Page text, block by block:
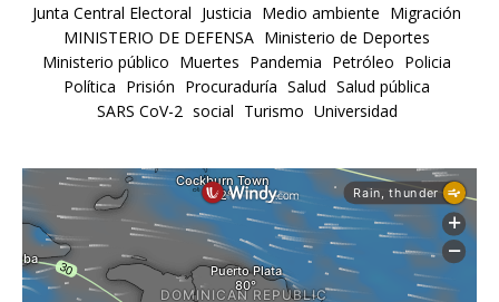
Junta Central Electoral Justicia Medio ambiente Migración
MINISTERIO DE DEFENSA Ministerio de Deportes
Ministerio público Muertes Pandemia Petróleo Policia
Política Prisión Procuraduría Salud Salud pública
SARS CoV-2 social Turismo Universidad